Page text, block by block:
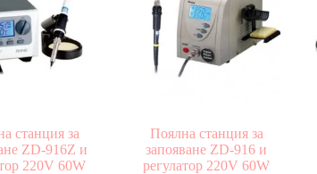
станция за
ZD-916Z и
220V 60W
Поялна станция за
запояване ZD-916 и
регулатор 220V 60W